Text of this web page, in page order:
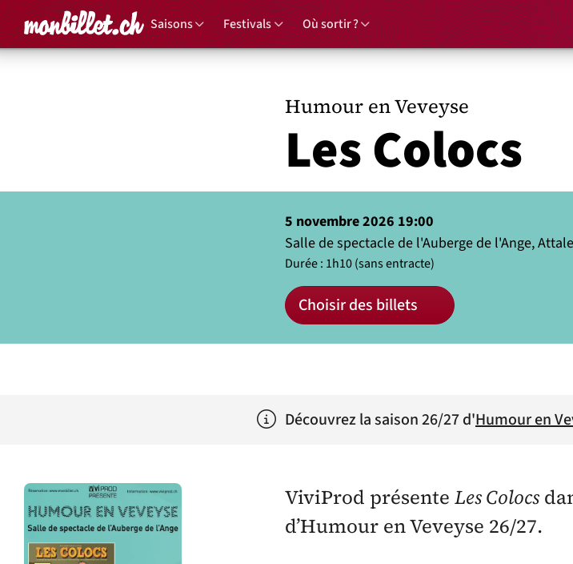
Accueil Saisons Festivals Où sortir ?
Humour en Veveyse
Les Colocs
5 novembre 2026 19:00
Salle de spectacle de l'Auberge de l'Ange,
Durée : 1h10 (sans entracte)
Choisir des billets
Découvrez la saison 26/27 d'Humour en
ViviProd présente Les Colocs
d’Humour en Veveyse 26/27.